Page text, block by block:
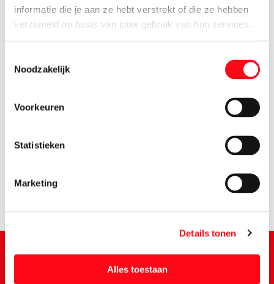
informatie die je aan ze hebt verstrekt of die ze hebben
verzameld op basis van jouw gebruik van hun services.
Noodzakelijk
Voorkeuren
Statistieken
Marketing
Details tonen
Alles toestaan
6.99